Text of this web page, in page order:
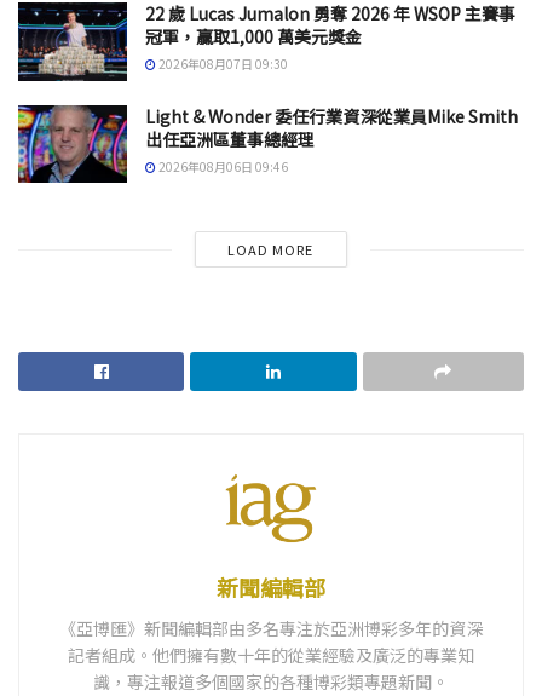
22 歲 Lucas Jumalon 勇奪 2026 年 WSOP 主賽事
冠軍，贏取1,000 萬美元獎金
2026年08月07日 09:30
Light & Wonder 委任行業資深從業員Mike Smith
出任亞洲區董事總經理
2026年08月06日 09:46
LOAD MORE
新聞編輯部
《亞博匯》新聞編輯部由多名專注於亞洲博彩多年的資深
記者組成。他們擁有數十年的從業經驗及廣泛的專業知
識，專注報道多個國家的各種博彩類專題新聞。